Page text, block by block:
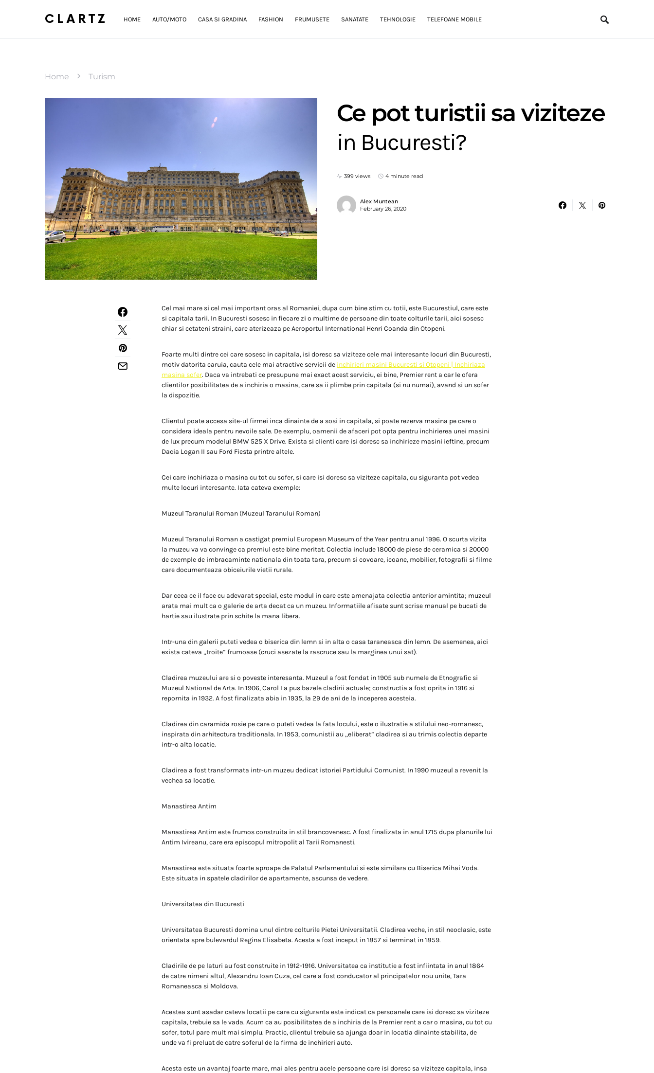
CLARTZ HOME AUTO/MOTO CASA SI GRADINA FASHION FRUMUSETE SANATATE TEHNOLOGIE TELEFOANE MOBILE
Home Turism
Ce pot turistii sa viziteze
in Bucuresti?
399 views 4 minute read
Alex Muntean
February 26, 2020
Cel mai mare si cel mai important oras al Romaniei, dupa cum bine stim cu totii, este Bucurestiul, care este
si capitala tarii. In Bucuresti sosesc in fiecare zi o multime de persoane din toate colturile tarii, aici sosesc
chiar si cetateni straini, care aterizeaza pe Aeroportul International Henri Coanda din Otopeni.
Foarte multi dintre cei care sosesc in capitala, isi doresc sa viziteze cele mai interesante locuri din Bucuresti,
motiv datorita caruia, cauta cele mai atractive servicii de inchirieri masini Bucuresti si Otopeni | Inchiriaza
masina sofer. Daca va intrebati ce presupune mai exact acest serviciu, ei bine, Premier rent a car le ofera
clientilor posibilitatea de a inchiria o masina, care sa ii plimbe prin capitala (si nu numai), avand si un sofer
la dispozitie.
Clientul poate accesa site-ul firmei inca dinainte de a sosi in capitala, si poate rezerva masina pe care o
considera ideala pentru nevoile sale. De exemplu, oamenii de afaceri pot opta pentru inchirierea unei masini
de lux precum modelul BMW 525 X Drive. Exista si clienti care isi doresc sa inchirieze masini ieftine, precum
Dacia Logan II sau Ford Fiesta printre altele.
Cei care inchiriaza o masina cu tot cu sofer, si care isi doresc sa viziteze capitala, cu siguranta pot vedea
multe locuri interesante. Iata cateva exemple:
Muzeul Taranului Roman (Muzeul Taranului Roman)
Muzeul Taranului Roman a castigat premiul European Museum of the Year pentru anul 1996. O scurta vizita
la muzeu va va convinge ca premiul este bine meritat. Colectia include 18000 de piese de ceramica si 20000
de exemple de imbracaminte nationala din toata tara, precum si covoare, icoane, mobilier, fotografii si filme
care documenteaza obiceiurile vietii rurale.
Dar ceea ce il face cu adevarat special, este modul in care este amenajata colectia anterior amintita; muzeul
arata mai mult ca o galerie de arta decat ca un muzeu. Informatiile afisate sunt scrise manual pe bucati de
hartie sau ilustrate prin schite la mana libera.
Intr-una din galerii puteti vedea o biserica din lemn si in alta o casa taraneasca din lemn. De asemenea, aici
exista cateva „troite” frumoase (cruci asezate la rascruce sau la marginea unui sat).
Cladirea muzeului are si o poveste interesanta. Muzeul a fost fondat in 1905 sub numele de Etnografic si
Muzeul National de Arta. In 1906, Carol I a pus bazele cladirii actuale; constructia a fost oprita in 1916 si
repornita in 1932. A fost finalizata abia in 1935, la 29 de ani de la inceperea acesteia.
Cladirea din caramida rosie pe care o puteti vedea la fata locului, este o ilustratie a stilului neo-romanesc,
inspirata din arhitectura traditionala. In 1953, comunistii au „eliberat” cladirea si au trimis colectia departe
intr-o alta locatie.
Cladirea a fost transformata intr-un muzeu dedicat istoriei Partidului Comunist. In 1990 muzeul a revenit la
vechea sa locatie.
Manastirea Antim
Manastirea Antim este frumos construita in stil brancovenesc. A fost finalizata in anul 1715 dupa planurile lui
Antim Ivireanu, care era episcopul mitropolit al Tarii Romanesti.
Manastirea este situata foarte aproape de Palatul Parlamentului si este similara cu Biserica Mihai Voda.
Este situata in spatele cladirilor de apartamente, ascunsa de vedere.
Universitatea din Bucuresti
Universitatea Bucuresti domina unul dintre colturile Pietei Universitatii. Cladirea veche, in stil neoclasic, este
orientata spre bulevardul Regina Elisabeta. Acesta a fost inceput in 1857 si terminat in 1859.
Cladirile de pe laturi au fost construite in 1912-1916. Universitatea ca institutie a fost infiintata in anul 1864
de catre nimeni altul, Alexandru Ioan Cuza, cel care a fost conducator al principatelor nou unite, Tara
Romaneasca si Moldova.
Acestea sunt asadar cateva locatii pe care cu siguranta este indicat ca persoanele care isi doresc sa viziteze
capitala, trebuie sa le vada. Acum ca au posibilitatea de a inchiria de la Premier rent a car o masina, cu tot cu
sofer, totul pare mult mai simplu. Practic, clientul trebuie sa ajunga doar in locatia dinainte stabilita, de
unde va fi preluat de catre soferul de la firma de inchirieri auto.
Acesta este un avantaj foarte mare, mai ales pentru acele persoane care isi doresc sa viziteze capitala, insa